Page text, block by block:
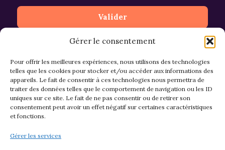
Gérer le consentement
Pour offrir les meilleures expériences, nous utilisons des technologies
telles que les cookies pour stocker et/ou accéder aux informations des
appareils. Le fait de consentir à ces technologies nous permettra de
traiter des données telles que le comportement de navigation ou les ID
uniques sur ce site. Le fait de ne pas consentir ou de retirer son
consentement peut avoir un effet négatif sur certaines caractéristiques
et fonctions.
Gérer les services
CGV et Retours